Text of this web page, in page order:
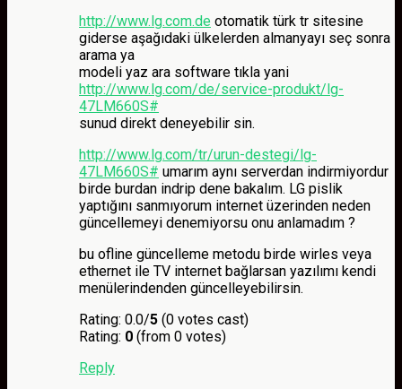
http://www.lg.com.de otomatik türk tr sitesine
giderse aşağıdaki ülkelerden almanyayı seç sonra
arama ya
modeli yaz ara software tıkla yani
http://www.lg.com/de/service-produkt/lg-
47LM660S#
sunud direkt deneyebilir sin.
http://www.lg.com/tr/urun-destegi/lg-
47LM660S# umarım aynı serverdan indirmiyordur
birde burdan indrip dene bakalım. LG pislik
yaptığını sanmıyorum internet üzerinden neden
güncellemeyi denemiyorsu onu anlamadım ?
bu ofline güncelleme metodu birde wirles veya
ethernet ile TV internet bağlarsan yazılımı kendi
menülerindenden güncelleyebilirsin.
Rating: 0.0/5 (0 votes cast)
Rating: 0 (from 0 votes)
Reply